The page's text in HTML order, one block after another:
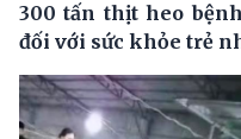
300 tấn thịt heo
đối với sức khỏe trẻ